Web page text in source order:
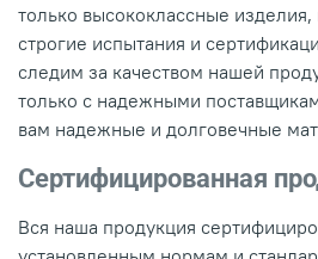
только высококлассные
строгие испытания и
следим за качеством нашей
только с надежными
вам надежные и долговечные
Сертифицированная
Вся наша продукция